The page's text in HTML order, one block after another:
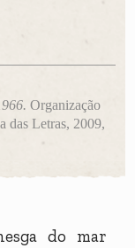
Organização
das Letras, 2009,
do mar